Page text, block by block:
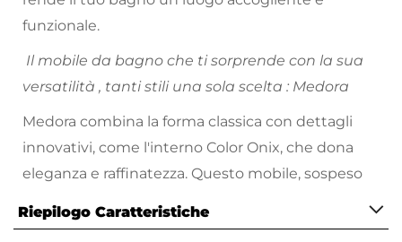
funzionale.
Il mobile da bagno che ti sorprende con la sua
versatilità , tanti stili una sola scelta : Medora
Medora combina la forma classica con dettagli
innovativi, come l'interno Color Onix, che dona
eleganza e raffinatezza. Questo mobile, sospeso
delle chiusure soft close e uno specchio, che
Riepilogo Caratteristiche